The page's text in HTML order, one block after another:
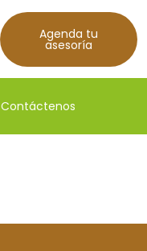
Agenda tu
asesoría
Contáctenos